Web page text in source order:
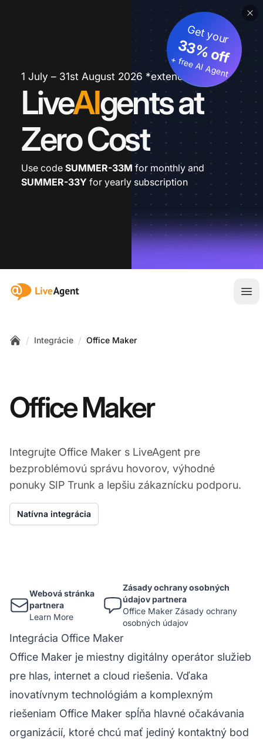
1 July – 31st August 2026 *extended
LiveAIgents at
Zero Cost
Get your
33% off
+ free AI Agent
Use code SUMMER-33M for monthly and
SUMMER-33Y for yearly subscription
:site.title
/ Integrácie / Office Maker
Office Maker
Integrujte Office Maker s LiveAgent pre
bezproblémovú správu hovorov, výhodné
ponuky SIP Trunk a lepšiu zákaznícku podporu.
Natívna integrácia
Webová stránka
partnera
Learn More
Zásady ochrany osobných
údajov partnera
Office Maker Zásady ochrany
osobných údajov
Integrácia Office Maker
Office Maker je miestny digitálny operátor služieb
pre hlas, internet a cloud riešenia. Vďaka
inovatívnym technológiám a komplexným
riešeniam Office Maker spĺňa hlavné očakávania
organizácií, ktoré chcú mať jediný kontaktný bod